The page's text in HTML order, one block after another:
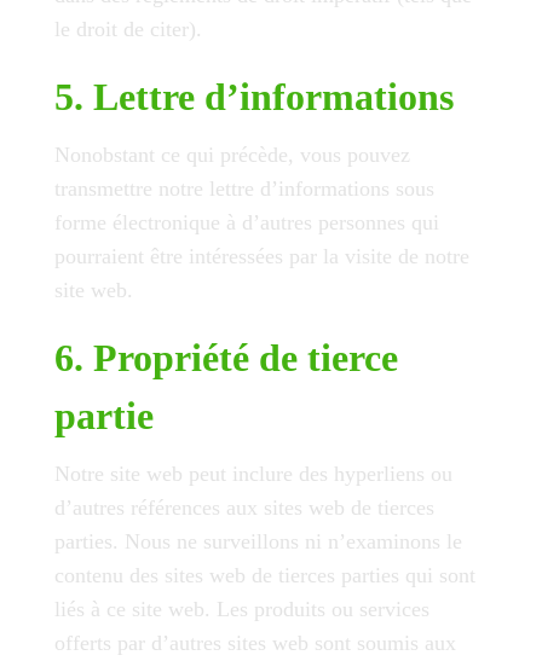
le droit de citer).
5. Lettre d’informations
Nonobstant ce qui précède, vous pouvez
transmettre notre lettre d’informations sous
forme électronique à d’autres personnes qui
pourraient être intéressées par la visite de notre
site web.
6. Propriété de tierce
partie
Notre site web peut inclure des hyperliens ou
d’autres références aux sites web de tierces
parties. Nous ne surveillons ni n’examinons le
contenu des sites web de tierces parties qui sont
liés à ce site web. Les produits ou services
offerts par d’autres sites web sont soumis aux